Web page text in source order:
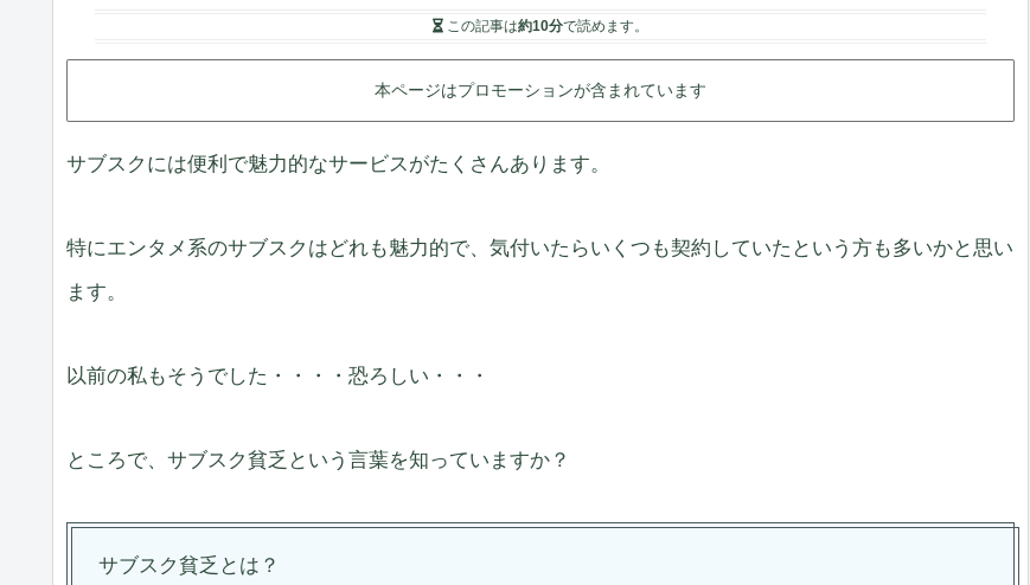
この記事は約10分で読めます。
本ページはプロモーションが含まれています
サブスクには便利で魅力的なサービスがたくさんあります。
特にエンタメ系のサブスクはどれも魅力的で、気付いたらいくつも契約していたという方も多いかと思い
ます。
以前の私もそうでした・・・・恐ろしい・・・
ところで、サブスク貧乏という言葉を知っていますか？
サブスク貧乏とは？